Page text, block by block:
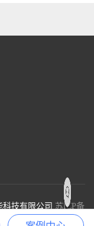
科技有限公司 苏ICP备